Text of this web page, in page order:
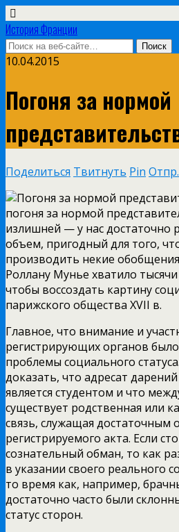
История Франции
10.04.2015
Погоня за нормой
Поделиться Твитнуть Pin
погоня за нормой
излишней — у нас достаточно
объем, пригодный для того,
производить некие
Роллану Мунье хватило
чтобы воссоздать картину
парижского общества XVII в.
Главное, что внимание и
регистрирующих органов
проблемы социального
доказать, что адресат
является студентом и что
существует родственная или
связь, служащая достаточным
регистрируемого акта. Если
сознательный обман, то как
в указании своего реального
то время как, например,
достаточно часто были
статус сторон.